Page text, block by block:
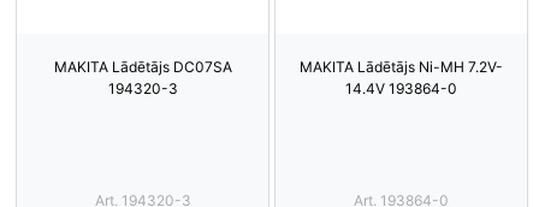
MAKITA Lādētājs DC07SA
194320-3
Art. 194320-3
MAKITA Lādētājs Ni-MH 7.2V-
14.4V 193864-0
Art. 193864-0